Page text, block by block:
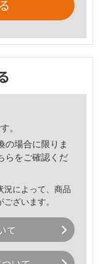
。
の場合に限りま
ら をご確認くだ
によって、商品
ざいます。
て